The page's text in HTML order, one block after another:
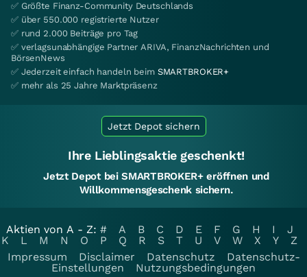
✅ Größte Finanz-Community Deutschlands
✅ über 550.000 registrierte Nutzer
✅ rund 2.000 Beiträge pro Tag
✅ verlagsunabhängige Partner ARIVA, FinanzNachrichten und
BörsenNews
✅ Jederzeit einfach handeln beim SMARTBROKER+
✅ mehr als 25 Jahre Marktpräsenz
Jetzt Depot sichern
Ihre Lieblingsaktie geschenkt!
Jetzt Depot bei SMARTBROKER+ eröffnen und
Willkommensgeschenk sichern.
Aktien von A - Z: # A B C D E F G H I
J
K
L M N O P Q R S T U V W X Y
Z
Impressum
Disclaimer Datenschutz
Datenschutz-
Einstellungen
Nutzungsbedingungen